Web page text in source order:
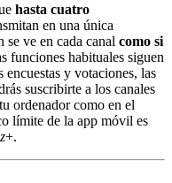
hasta cuatro
en una única
se ve en cada canal como si
funciones habituales siguen
y votaciones, las
suscribirte a los canales
ordenador como en el
límite de la app móvil es
+.